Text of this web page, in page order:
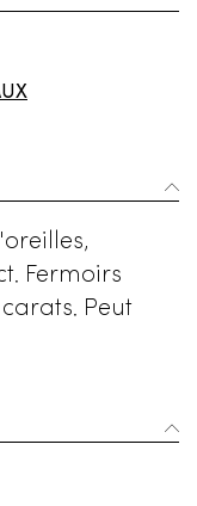
Fermoirs
Peut